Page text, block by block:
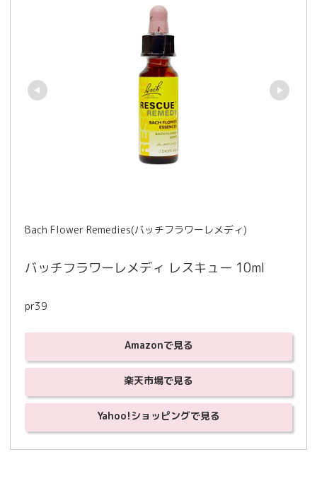
Bach Flower Remedies(バッチフラワーレメディ)
バッチフラワーレメディ レスキュー 10ml
pr39
Amazonで見る
楽天市場で見る
Yahoo!ショッピングで見る